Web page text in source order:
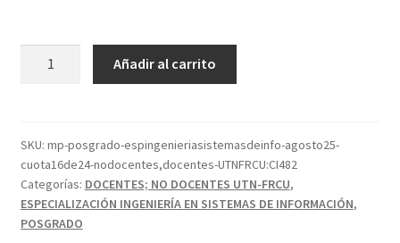
Sistemas
de
Información
-
No
Añadir al carrito
SKU: mp-posgrado-espingenieriasistemasdeinfo-agosto25-
cuota16de24-nodocentes,docentes-UTNFRCU:CI482
Categorías: DOCENTES; NO DOCENTES UTN-FRCU,
ESPECIALIZACIÓN INGENIERÍA EN SISTEMAS DE INFORMACIÓN,
POSGRADO